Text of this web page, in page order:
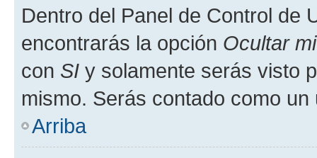
Dentro del Panel de Control de
encontrarás la opción Ocultar
con SI y solamente serás visto
mismo. Serás contado como un
Arriba